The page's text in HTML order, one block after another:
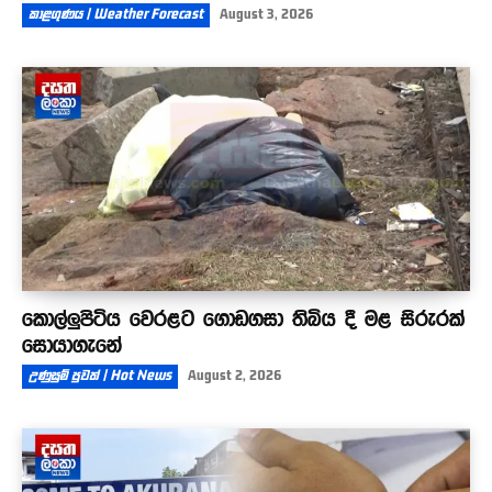
කාළගුණය | Weather Forecast August 3, 2026
කොල්ලුපිටිය වෙරළට ගොඩගසා තිබිය දී මළ සිරුරක්
සොයාගැනේ
උණුසුම් පුවත් | Hot News August 2, 2026